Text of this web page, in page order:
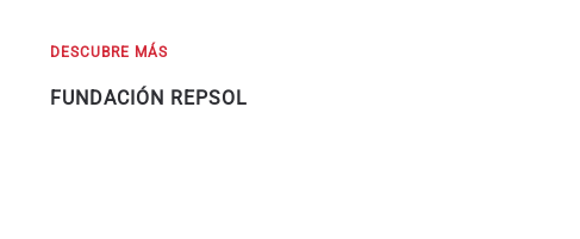
DESCUBRE MÁS
FUNDACIÓN REPSOL